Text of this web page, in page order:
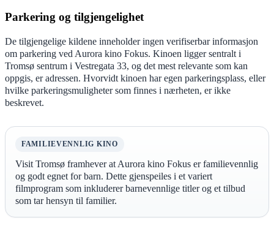
Parkering og tilgjengelighet
De tilgjengelige kildene inneholder ingen verifiserbar informasjon
om parkering ved Aurora kino Fokus. Kinoen ligger sentralt i
Tromsø sentrum i Vestregata 33, og det mest relevante som kan
oppgis, er adressen. Hvorvidt kinoen har egen parkeringsplass, eller
hvilke parkeringsmuligheter som finnes i nærheten, er ikke
beskrevet.
FAMILIEVENNLIG KINO
Visit Tromsø framhever at Aurora kino Fokus er familievennlig
og godt egnet for barn. Dette gjenspeiles i et variert
filmprogram som inkluderer barnevennlige titler og et tilbud
som tar hensyn til familier.